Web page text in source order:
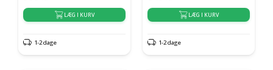
LÆG I KURV
1-2 dage
LÆG I KURV
1-2 dage